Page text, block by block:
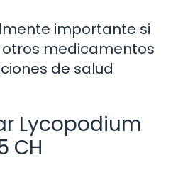
importante si
medicamentos
de salud
Lycopodium
CH